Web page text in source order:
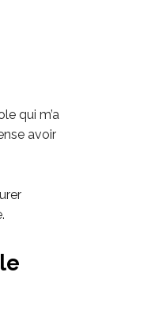
qui m’a
avoir